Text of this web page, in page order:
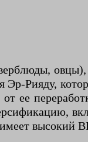
Эр-Рияду,
ее
высокий